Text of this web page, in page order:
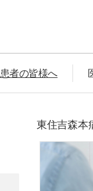
患者の皆様へ
東住吉森本